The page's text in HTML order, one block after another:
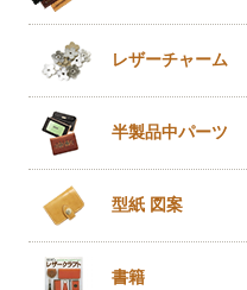
レザーチャーム
半製品中パーツ
型紙 図案
書籍